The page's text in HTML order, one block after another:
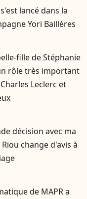
lancé dans la
Yori Baillères
fille de Stéphanie
rôle très important
Leclerc et
décision avec ma
change d'avis à
de MAPR a